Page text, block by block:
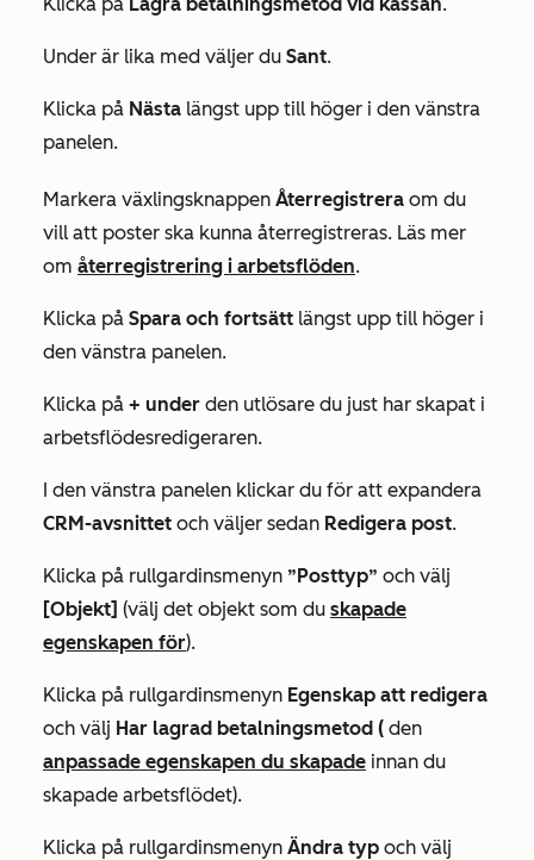
Klicka på Lagra betalningsmetod vid kassan.
Under är lika med väljer du Sant.
Klicka på Nästa längst upp till höger i den vänstra
panelen.
Markera växlingsknappen Återregistrera om du
vill att poster ska kunna återregistreras. Läs mer
om återregistrering i arbetsflöden.
Klicka på Spara och fortsätt längst upp till höger i
den vänstra panelen.
Klicka på + under den utlösare du just har skapat i
arbetsflödesredigeraren.
I den vänstra panelen klickar du för att expandera
CRM-avsnittet och väljer sedan Redigera post.
Klicka på rullgardinsmenyn ”Posttyp” och välj
[Objekt] (välj det objekt som du skapade
egenskapen för).
Klicka på rullgardinsmenyn Egenskap att redigera
och välj Har lagrad betalningsmetod ( den
anpassade egenskapen du skapade innan du
skapade arbetsflödet).
Klicka på rullgardinsmenyn Ändra typ och välj